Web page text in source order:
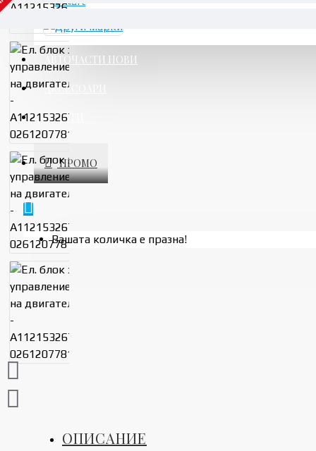
АВТОЧАСТИ НОВИ
АКСЕСОАРИ
УСЛУГИ
ПРОМО
Вашата количка е празна!
ОПИСАНИЕ